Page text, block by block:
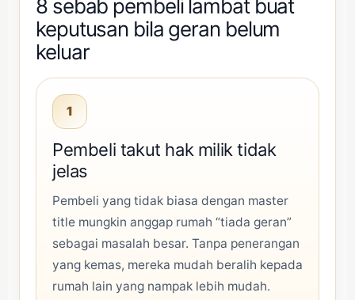
8 sebab pembeli lambat buat
keputusan bila geran belum
keluar
1
Pembeli takut hak milik tidak
jelas
Pembeli yang tidak biasa dengan master
title mungkin anggap rumah “tiada geran”
sebagai masalah besar. Tanpa penerangan
yang kemas, mereka mudah beralih kepada
rumah lain yang nampak lebih mudah.